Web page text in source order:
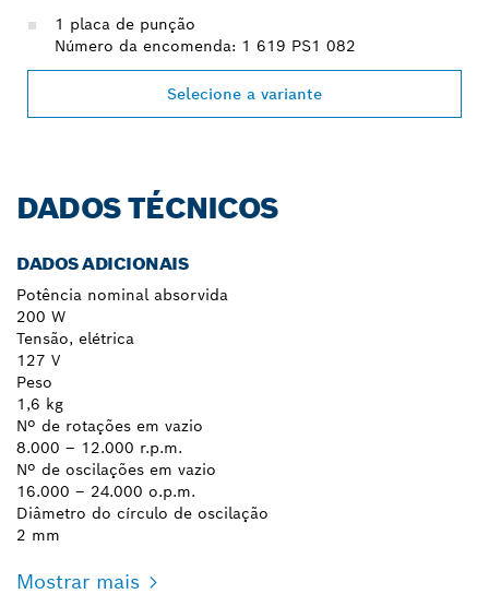
1 placa de punção
Número da encomenda: 1 619 PS1 082
Selecione a variante
DADOS TÉCNICOS
DADOS ADICIONAIS
Potência nominal absorvida
200 W
Tensão, elétrica
127 V
Peso
1,6 kg
Nº de rotações em vazio
8.000 – 12.000 r.p.m.
Nº de oscilações em vazio
16.000 – 24.000 o.p.m.
Diâmetro do círculo de oscilação
2 mm
Mostrar mais